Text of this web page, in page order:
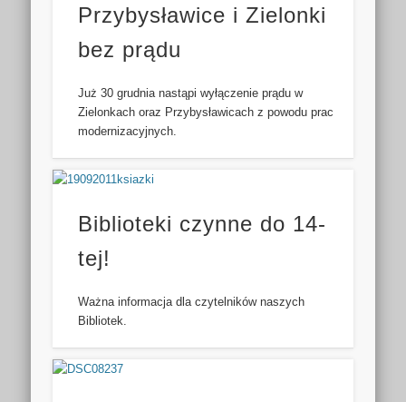
Przybysławice i Zielonki
bez prądu
Już 30 grudnia nastąpi wyłączenie prądu w
Zielonkach oraz Przybysławicach z powodu prac
modernizacyjnych.
Biblioteki czynne do 14-
tej!
Ważna informacja dla czytelników naszych
Bibliotek.